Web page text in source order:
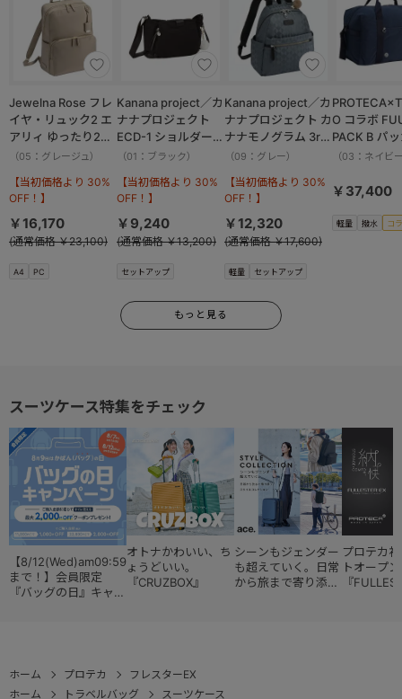
A4 PC
Jewelna Rose フレ
イヤ・リュック2 エ
アリィ ゆったり2ル
ーム 16262
（05：グレージュ）
【当初価格より 30%
OFF！】
￥16,170
(通常価格 ￥23,100)
セットアップ
Kanana project／カ
ナナプロジェクト
ECD-1 ショルダーバ
ッグ 横 19083
（01：ブラック）
【当初価格より 30%
OFF！】
￥9,240
(通常価格 ￥13,200)
軽量 セットアップ
Kanana project／カ
ナナプロジェクト カ
ナナモノグラム 3rd
リュックサック
（09：グレー）
【当初価格より 30%
OFF！】
￥12,320
(通常価格 ￥17,600)
軽量 撥水 コ
O コラボ
PACK B パ
ボストンバ
13002
（03：ネイビ
￥37,400
もっと見る
スーツケース特集をチェック
【8/12(Wed)am09:59
まで！】会員限定
『バッグの日』キャン
オトナかわいい、ち
ょうどいい。
『CRUZBOX』
シーンもジェンダー
も超えていく。日常
から旅まで寄り添う
プロテカ
トオープ
『
ホーム プロテカ
フレスターEX
ホーム
トラベルバッグ スーツケース